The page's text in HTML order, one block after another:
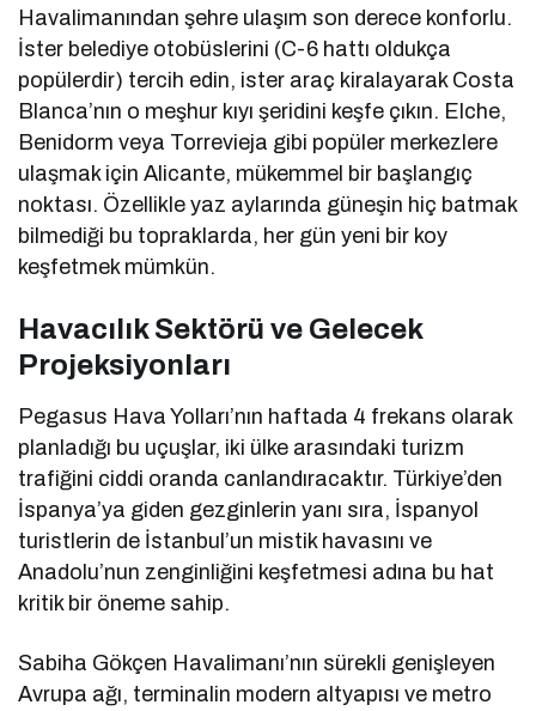
Havalimanından şehre ulaşım son derece konforlu.
İster belediye otobüslerini (C-6 hattı oldukça
popülerdir) tercih edin, ister araç kiralayarak Costa
Blanca’nın o meşhur kıyı şeridini keşfe çıkın. Elche,
Benidorm veya Torrevieja gibi popüler merkezlere
ulaşmak için Alicante, mükemmel bir başlangıç
noktası. Özellikle yaz aylarında güneşin hiç batmak
bilmediği bu topraklarda, her gün yeni bir koy
keşfetmek mümkün.
Havacılık Sektörü ve Gelecek
Projeksiyonları
Pegasus Hava Yolları’nın haftada 4 frekans olarak
planladığı bu uçuşlar, iki ülke arasındaki turizm
trafiğini ciddi oranda canlandıracaktır. Türkiye’den
İspanya’ya giden gezginlerin yanı sıra, İspanyol
turistlerin de İstanbul’un mistik havasını ve
Anadolu’nun zenginliğini keşfetmesi adına bu hat
kritik bir öneme sahip.
Sabiha Gökçen Havalimanı’nın sürekli genişleyen
Avrupa ağı, terminalin modern altyapısı ve metro